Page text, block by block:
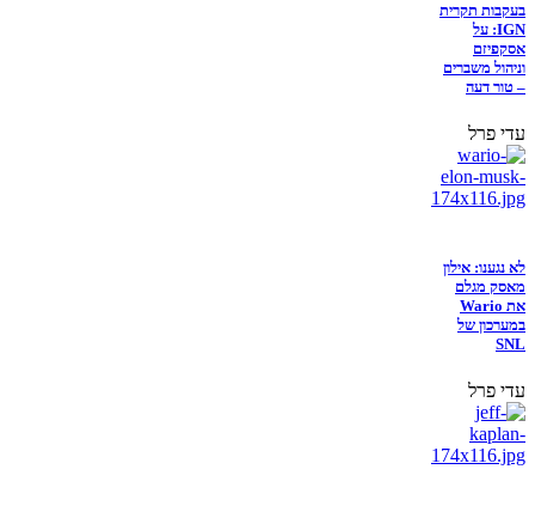
בעקבות תקרית
IGN: על
אסקפיזם
וניהול משברים
– טור דעה
עדי פרל
לא נגענו: אילון
מאסק מגלם
את Wario
במערכון של
SNL
עדי פרל